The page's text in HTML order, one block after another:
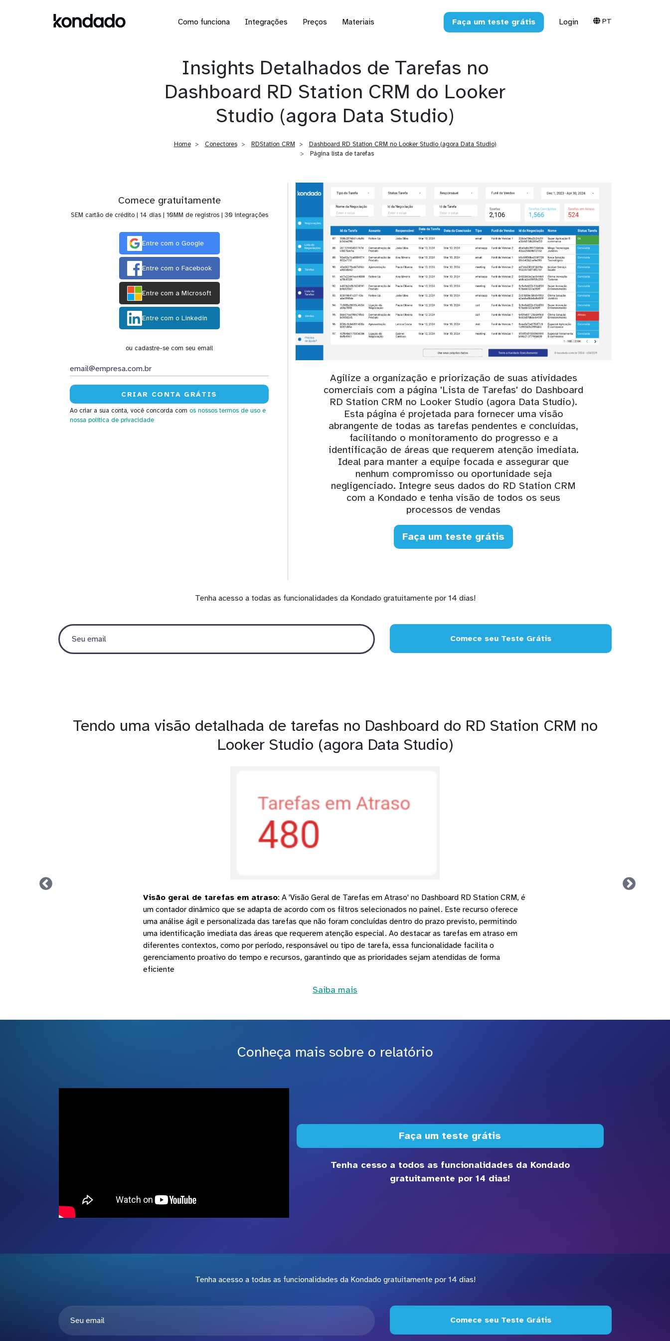
Como funciona Integrações Preços Materiais Faça um teste grátis Login PT
Insights Detalhados de Tarefas no
Dashboard RD Station CRM do Looker
Studio (agora Data Studio)
Home Conectores RDStation CRM
Dashboard RD Station CRM no Looker Studio (agora Data Studio)
Página lista de tarefas
Comece gratuitamente
SEM cartão de crédito | 14 dias | 10MM de registros | 30 integrações
Entre com o Google
Entre com o Facebook
Entre com a Microsoft
Entre com o Linkedin
ou cadastre-se com seu email
Ao criar a sua conta, você concorda com os nossos termos de uso e
nossa política de privacidade
Agilize a organização e priorização de suas atividades
comerciais com a página 'Lista de Tarefas' do Dashboard
RD Station CRM no Looker Studio (agora Data Studio).
Esta página é projetada para fornecer uma visão
abrangente de todas as tarefas pendentes e concluídas,
facilitando o monitoramento do progresso e a
identificação de áreas que requerem atenção imediata.
Ideal para manter a equipe focada e assegurar que
nenhum compromisso ou oportunidade seja
negligenciado. Integre seus dados do RD Station CRM
com a Kondado e tenha visão de todos os seus
processos de vendas
Faça um teste grátis
Tenha acesso a todas as funcionalidades da Kondado gratuitamente por 14 dias!
Comece seu Teste Grátis
Tendo uma visão detalhada de tarefas no Dashboard do RD Station CRM no
Looker Studio (agora Data Studio)
Visão geral de tarefas em atraso: A 'Visão Geral de Tarefas em Atraso' no Dashboard RD Station CRM, é
um contador dinâmico que se adapta de acordo com os filtros selecionados no painel. Este recurso oferece
uma análise ágil e personalizada das tarefas que não foram concluídas dentro do prazo previsto, permitindo
uma identificação imediata das áreas que requerem atenção especial. Ao destacar as tarefas em atraso em
diferentes contextos, como por período, responsável ou tipo de tarefa, essa funcionalidade facilita o
gerenciamento proativo do tempo e recursos, garantindo que as prioridades sejam atendidas de forma
eficiente
Saiba mais
Conheça mais sobre o relatório
Faça um teste grátis
Tenha cesso a todos as funcionalidades da Kondado
gratuitamente por 14 dias!
Tenha acesso a todas as funcionalidades da Kondado gratuitamente por 14 dias!
Comece seu Teste Grátis